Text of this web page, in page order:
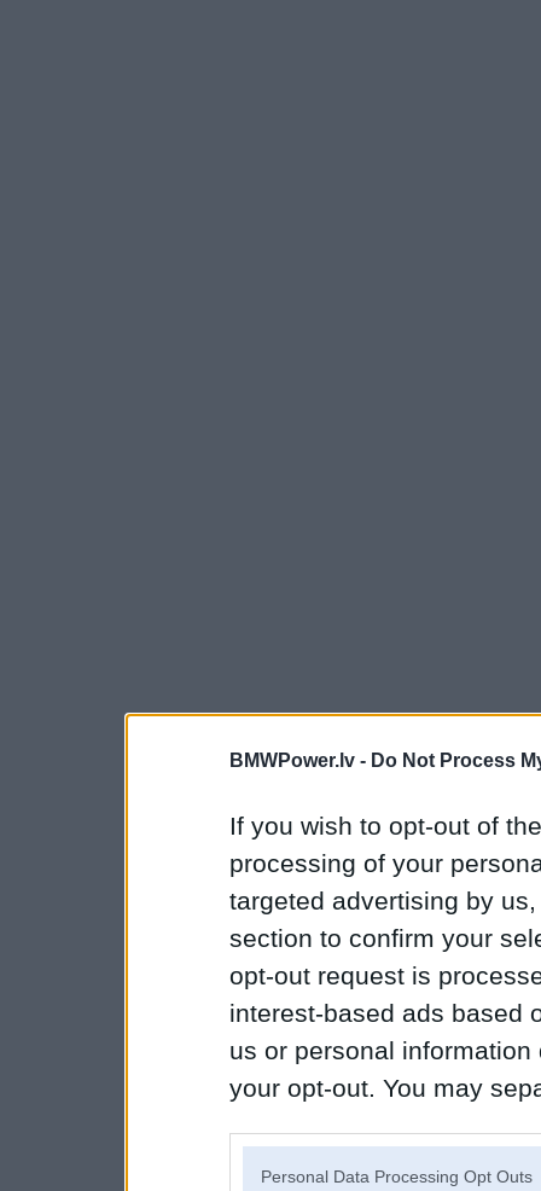
BMWPower.lv - Do Not Process
If you wish to opt-out of
processing of your
targeted advertising by
section to confirm your
opt-out request is
interest-based ads based
us or personal
your opt-out. You may
Personal Data Processing Opt Outs